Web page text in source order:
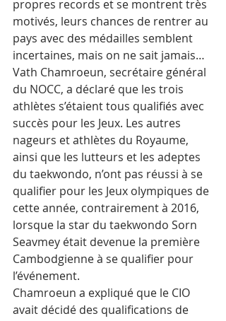
propres records et se montrent très
motivés, leurs chances de rentrer au
pays avec des médailles semblent
incertaines, mais on ne sait jamais…
Vath Chamroeun, secrétaire général
du NOCC, a déclaré que les trois
athlètes s’étaient tous qualifiés avec
succès pour les Jeux. Les autres
nageurs et athlètes du Royaume,
ainsi que les lutteurs et les adeptes
du taekwondo, n’ont pas réussi à se
qualifier pour les Jeux olympiques de
cette année, contrairement à 2016,
lorsque la star du taekwondo Sorn
Seavmey était devenue la première
Cambodgienne à se qualifier pour
l’événement.
Chamroeun a expliqué que le CIO
avait décidé des qualifications de